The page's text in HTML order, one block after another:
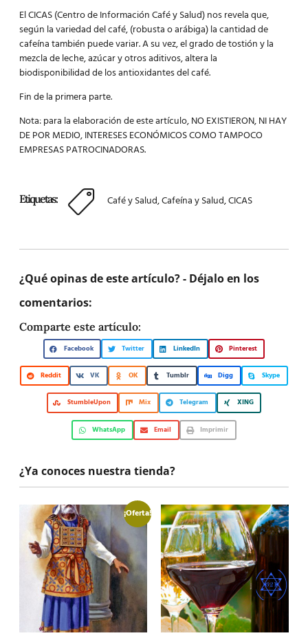
El CICAS (Centro de Información Café y Salud) nos revela que,
según la variedad del café, (robusta o arábiga) la cantidad de
cafeína también puede variar. A su vez, el grado de tostión y la
mezcla de leche, azúcar y otros aditivos, altera la
biodisponibilidad de los antioxidantes del café.
Fin de la primera parte.
Nota: para la elaboración de este artículo, NO EXISTIERON, NI HAY
DE POR MEDIO, INTERESES ECONÓMICOS COMO TAMPOCO
EMPRESAS PATROCINADORAS.
Etiquetas: Café y Salud,Cafeína y Salud,CICAS
¿Qué opinas de este artículo? - Déjalo en los
comentarios:
Comparte este artículo:
Facebook Twitter LinkedIn Pinterest
Reddit VK OK Tumblr Digg Skype
StumbleUpon Mix Telegram XING
WhatsApp Email Imprimir
¿Ya conoces nuestra tienda?
¡Oferta!